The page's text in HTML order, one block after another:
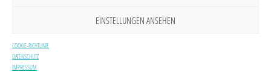
EINSTELLUNGEN ANSEHEN
COOKIE-RICHTLINIE
DATENSCHUTZ
IMPRESSUM
l
i
c